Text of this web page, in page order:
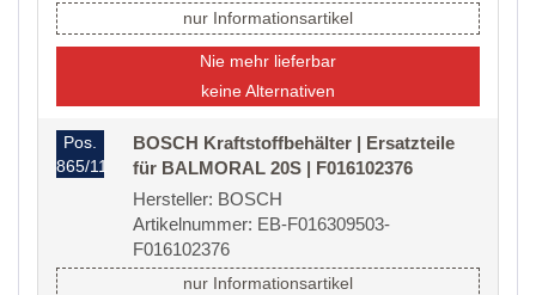
nur Informationsartikel
Nie mehr lieferbar
keine Alternativen
Pos.
865/11
BOSCH Kraftstoffbehälter | Ersatzteile
für BALMORAL 20S | F016102376
Hersteller: BOSCH
Artikelnummer: EB-F016309503-
F016102376
nur Informationsartikel